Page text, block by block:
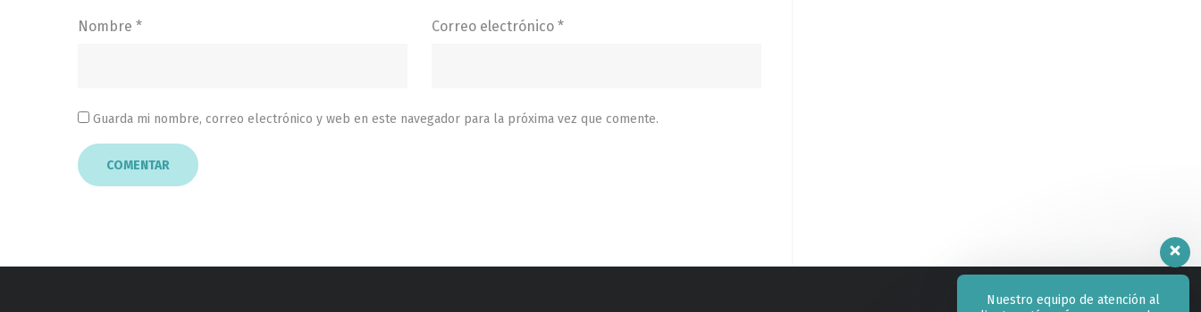
Nombre * Correo electrónico*
Guarda mi nombre, correo electrónico y web en este navegador para la próxima vez que comente.
Nuestro equipo de atención al